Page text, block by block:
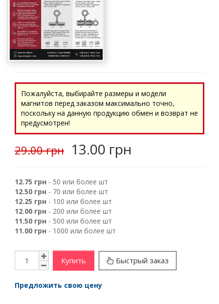
Пожалуйста, выбирайте размеры и модели
магнитов перед заказом максимально точно,
поскольку на данную продукцию обмен и возврат не
предусмотрен!
29.00 грн 13.00 грн
12.75 грн - 50 или более шт
12.50 грн - 70 или более шт
12.25 грн - 100 или более шт
12.00 грн - 200 или более шт
11.50 грн - 500 или более шт
11.00 грн - 1000 или более шт
Купить Быстрый заказ
Предложить свою цену